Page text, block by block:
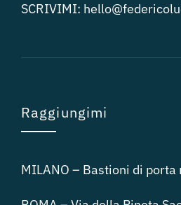
SCRIVIMI:
Raggiungimi
MILANO – Bastioni di porta